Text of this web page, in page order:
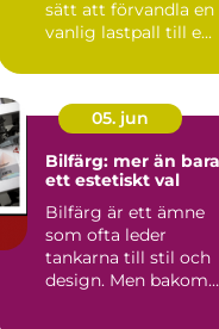
sätt att förvandla en
vanlig lastpall till e...
05. jun
Bilfärg: mer än bara
ett estetiskt val
Bilfärg är ett ämne
som ofta leder
tankarna till stil och
design. Men bakom